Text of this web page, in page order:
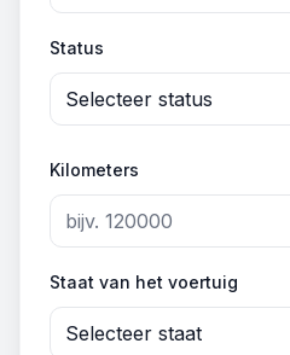
Status
Selecteer status
Kilometers
Staat van het voertuig
Selecteer staat